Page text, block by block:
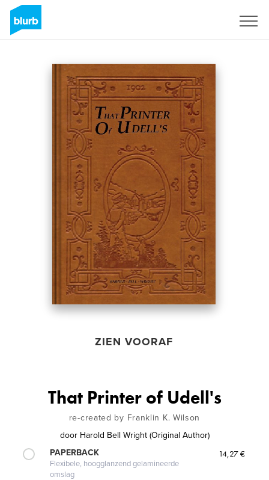
ZIEN VOORAF
That Printer of Udell's
re-created by Franklin K. Wilson
door Harold Bell Wright (Original Author)
PAPERBACK
Flexibele, hoogglanzend gelamineerde
omslag
14,27 €